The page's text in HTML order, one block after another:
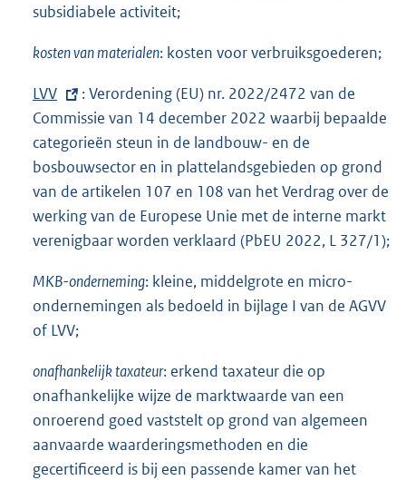
subsidiabele activiteit;
kosten van materialen: kosten voor verbruiksgoederen;
E
x
t
e
r
n
e
i
n
k
LVV
: Verordening (EU) nr. 2022/2472 van de
Commissie van 14 december 2022 waarbij bepaalde
categorieën steun in de landbouw- en de
bosbouwsector en in plattelandsgebieden op grond
van de artikelen 107 en 108 van het Verdrag over de
werking van de Europese Unie met de interne markt
verenigbaar worden verklaard (PbEU 2022, L 327/1);
MKB-onderneming: kleine, middelgrote en micro-
ondernemingen als bedoeld in bijlage I van de AGVV
of LVV;
onafhankelijk taxateur: erkend taxateur die op
onafhankelijke wijze de marktwaarde van een
onroerend goed vaststelt op grond van algemeen
aanvaarde waarderingsmethoden en die
gecertificeerd is bij een passende kamer van het